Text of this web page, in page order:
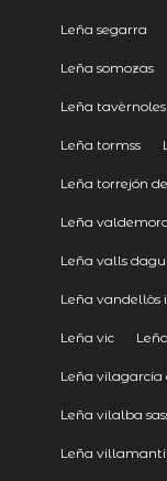
Leña segarra
Leña somozas
Leña tavèrnoles
Leña tormss
Leña torrejón
Leña
Leña valls
Leña
Leña vic
Leña vilagarcía
Leña vilalba
Leña